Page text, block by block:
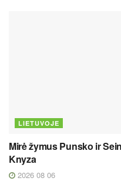
LIETUVOJE
Mirė žymus Punsko ir
Knyza
2026 08 06